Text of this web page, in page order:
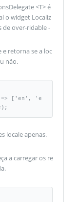
<T> é
o widget Localiz
de over-ridable -
e retorna se a loc
não.
=> ['en', 'e
locale apenas.
a carregar os re